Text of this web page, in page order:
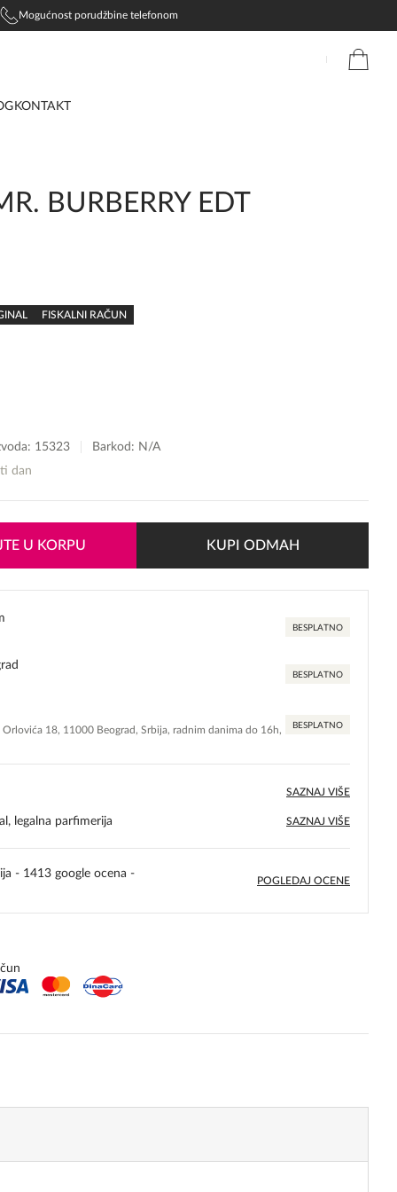
Mogućnost porudžbine telefonom
KONTAKT
BURBERRY EDT
FISKALNI RAČUN
15323
Barkod: N/A
dan
U KORPU KUPI ODMAH
BESPLATNO
BESPLATNO
18, 11000 Beograd, Srbija, radnim danima do 16h,
BESPLATNO
SAZNAJ VIŠE
legalna parfimerija SAZNAJ VIŠE
- 1413 google ocena -
POGLEDAJ OCENE